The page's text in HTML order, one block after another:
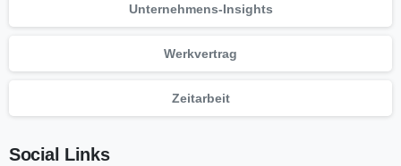
Unternehmens-Insights
Werkvertrag
Zeitarbeit
Social Links